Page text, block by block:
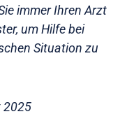
immer Ihren Arzt
um Hilfe bei
Situation zu
2025